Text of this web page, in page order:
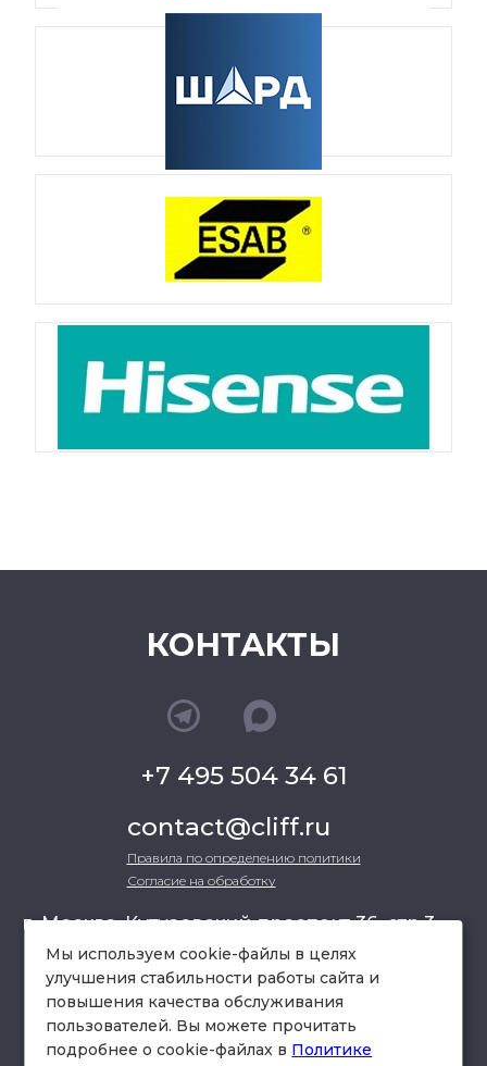
КОНТАКТЫ
+7 495 504 34 61
contact@cliff.ru
Правила по определению политики
Согласие на обработку
г. Москва, Кутузовский проспект 36, стр.3 ,
офис 301
схема проезда
Мы используем cookie-файлы в целях
улучшения стабильности работы сайта и
повышения качества обслуживания
пользователей. Вы можете прочитать
подробнее о cookie-файлах в Политике